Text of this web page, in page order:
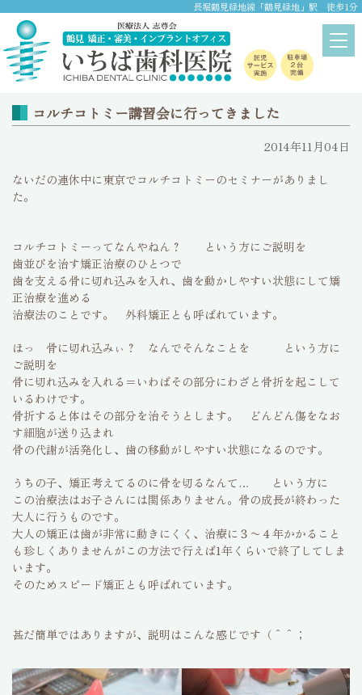
長堀鶴見緑地線「鶴見緑地」駅 徒歩1分
ブログ
home
コルチコトミー講習会に行ってきました
2014年11月04日
ないだの連休中に東京でコルチコトミーのセミナーがありまし
た。
コルチコトミーってなんやねん？ という方にご説明を
歯並びを治す矯正治療のひとつで
歯を支える骨に切れ込みを入れ、歯を動かしやすい状態にして矯
正治療を進める
治療法のことです。 外科矯正とも呼ばれています。
ほっ 骨に切れ込みぃ？ なんでそんなことを という方に
ご説明を
骨に切れ込みを入れる＝いわばその部分にわざと骨折を起こして
いるわけです。
骨折すると体はその部分を治そうとします。 どんどん傷をなお
す細胞が送り込まれ
骨の代謝が活発化し、歯の移動がしやすい状態になるのです。
うちの子、矯正考えてるのに骨を切るなんて… という方に
この治療法はお子さんには関係ありません。骨の成長が終わった
大人に行うものです。
大人の矯正は歯が非常に動きにくく、治療に３〜４年かかること
も珍しくありませんがこの方法で行えば1年くらいで終了してしま
います。
そのためスピード矯正とも呼ばれています。
甚だ簡単ではありますが、説明はこんな感じです（＾＾；